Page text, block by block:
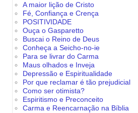
A maior lição de Cristo
Fé, Confiança e Crença
POSITIVIDADE
Ouça o Gasparetto
Buscai o Reino de Deus
Conheça a Seicho-no-ie
Para se livrar do Carma
Maus olhados e Inveja
Depressão e Espiritualidade
Por que reclamar é tão prejudicial
Como ser otimista?
Espiritismo e Preconceito
Carma e Reencarnação na Bíblia